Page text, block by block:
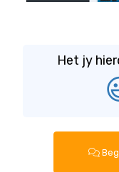
Het jy